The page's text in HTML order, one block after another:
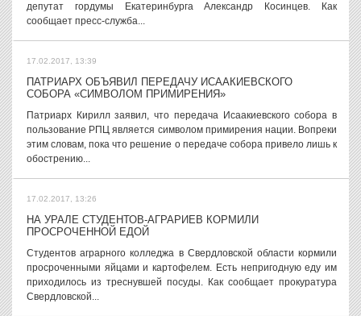
депутат гордумы Екатеринбурга Александр Косинцев. Как
сообщает пресс-служба...
17.02.2017, 13:39
ПАТРИАРХ ОБЪЯВИЛ ПЕРЕДАЧУ ИСААКИЕВСКОГО
СОБОРА «СИМВОЛОМ ПРИМИРЕНИЯ»
Патриарх Кирилл заявил, что передача Исаакиевского собора в
пользование РПЦ является символом примирения нации. Вопреки
этим словам, пока что решение о передаче собора привело лишь к
обострению...
17.02.2017, 13:26
НА УРАЛЕ СТУДЕНТОВ-АГРАРИЕВ КОРМИЛИ
ПРОСРОЧЕННОЙ ЕДОЙ
Студентов аграрного колледжа в Свердловской области кормили
просроченными яйцами и картофелем. Есть непригодную еду им
приходилось из треснувшей посуды. Как сообщает прокуратура
Свердловской...